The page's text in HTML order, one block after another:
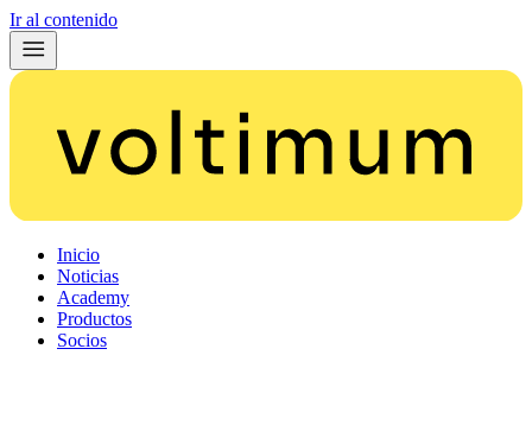
Ir al contenido
Inicio
Noticias
Academy
Productos
Socios